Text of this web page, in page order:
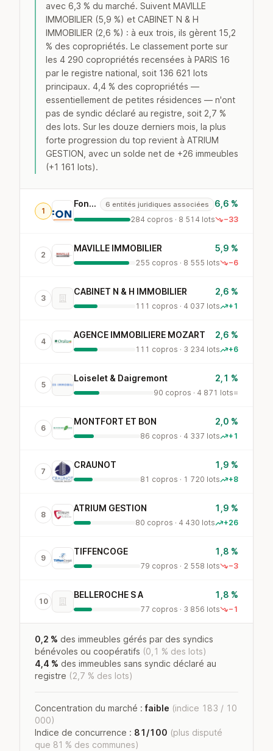
avec 6,3 % du marché. Suivent MAVILLE
IMMOBILIER (5,9 %) et CABINET N & H
IMMOBILIER (2,6 %) : à eux trois, ils gèrent 15,2
% des copropriétés. Le classement porte sur
les 4 290 copropriétés recensées à PARIS 16
par le registre national, soit 136 621 lots
principaux. 4,4 % des copropriétés —
essentiellement de petites résidences — n'ont
pas de syndic déclaré au registre, soit 2,7 %
des lots. Sur les douze derniers mois, la plus
forte progression du top revient à ATRIUM
GESTION, avec un solde net de +26 immeubles
(+1 161 lots).
1
Foncia 6 entités juridiques associées 6,6 %
284 copros · 8 514 lots −33
2
MAVILLE IMMOBILIER 5,9 %
255 copros · 8 555 lots −6
3
CABINET N & H IMMOBILIER 2,6 %
111 copros · 4 037 lots +1
4
AGENCE IMMOBILIERE MOZART 2,6 %
111 copros · 3 234 lots +6
5
Loiselet & Daigremont 2,1 %
90 copros · 4 871 lots=
6
MONTFORT ET BON 2,0 %
86 copros · 4 337 lots +1
7
CRAUNOT 1,9 %
81 copros · 1 720 lots +8
8
ATRIUM GESTION 1,9 %
80 copros · 4 430 lots +26
9
TIFFENCOGE 1,8 %
79 copros · 2 558 lots −3
10
BELLEROCHE S A 1,8 %
77 copros · 3 856 lots −1
0,2 % des immeubles gérés par des syndics
bénévoles ou coopératifs (0,1 % des lots)
4,4 % des immeubles sans syndic déclaré au
registre (2,7 % des lots)
Concentration du marché :faible (indice 183 / 10
000)
Indice de concurrence : 81/100 (plus disputé
que 81 % des communes)